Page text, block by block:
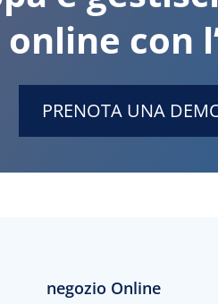
online con
PRENOTA UNA
negozio Online